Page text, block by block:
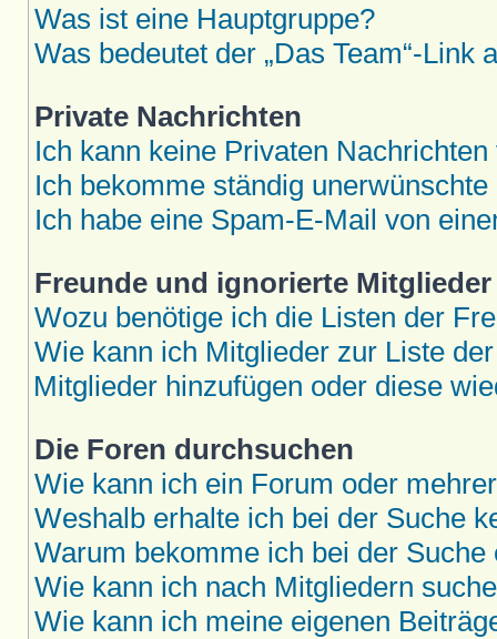
Was ist eine Hauptgruppe?
Was bedeutet der „Das Team“-Link
Private Nachrichten
Ich kann keine Privaten
Ich bekomme ständig
Ich habe eine Spam-E-Mail von
Freunde und ignorierte Mitglieder
Wozu benötige ich die Listen der
Wie kann ich Mitglieder zur Liste
Mitglieder hinzufügen oder diese
Die Foren durchsuchen
Wie kann ich ein Forum oder
Weshalb erhalte ich bei der Suche
Warum bekomme ich bei der Suche
Wie kann ich nach Mitgliedern
Wie kann ich meine eigenen